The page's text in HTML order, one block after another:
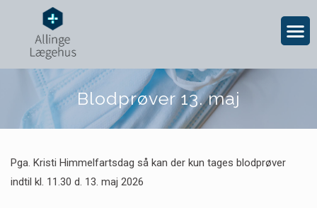
Blodprøver 13. maj
Pga. Kristi Himmelfartsdag så kan der kun tages blodprøver
indtil kl. 11.30 d. 13. maj 2026